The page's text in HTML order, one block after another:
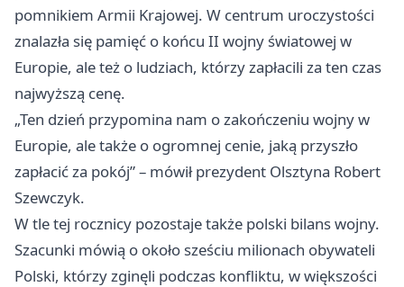
pomnikiem Armii Krajowej. W centrum uroczystości
znalazła się pamięć o końcu II wojny światowej w
Europie, ale też o ludziach, którzy zapłacili za ten czas
najwyższą cenę.
„Ten dzień przypomina nam o zakończeniu wojny w
Europie, ale także o ogromnej cenie, jaką przyszło
zapłacić za pokój” – mówił prezydent Olsztyna Robert
Szewczyk.
W tle tej rocznicy pozostaje także polski bilans wojny.
Szacunki mówią o około sześciu milionach obywateli
Polski, którzy zginęli podczas konfliktu, w większości